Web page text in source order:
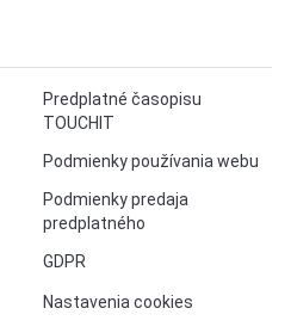
Predplatné časopisu
TOUCHIT
Podmienky používania webu
Podmienky predaja
predplatného
GDPR
Nastavenia cookies